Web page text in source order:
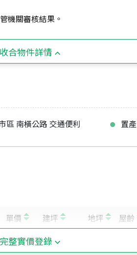
機關審核結果。
收合物件詳情
區 南橫公路 交通便利 置
完整實價登錄